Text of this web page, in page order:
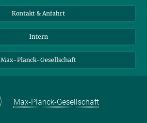
Kontakt & Anfahrt
Intern
Max-Planck-Gesellschaft
Max-Planck-Gesellschaft